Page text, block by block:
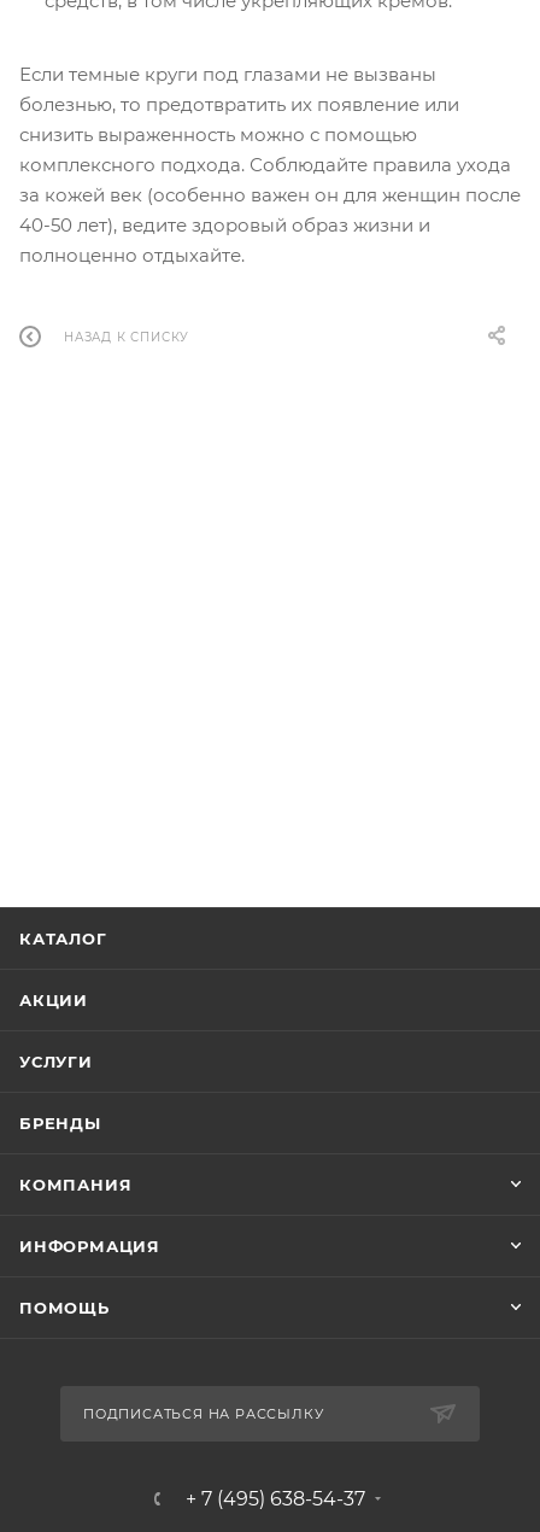
Если темные круги под глазами не вызваны
болезнью, то предотвратить их появление или
снизить выраженность можно с помощью
комплексного подхода. Соблюдайте правила ухода
за кожей век (особенно важен он для женщин после
40-50 лет), ведите здоровый образ жизни и
полноценно отдыхайте.
НАЗАД К СПИСКУ
КАТАЛОГ
АКЦИИ
УСЛУГИ
БРЕНДЫ
КОМПАНИЯ
ИНФОРМАЦИЯ
ПОМОЩЬ
ПОДПИСАТЬСЯ НА РАССЫЛКУ
+ 7 (495) 638-54-37